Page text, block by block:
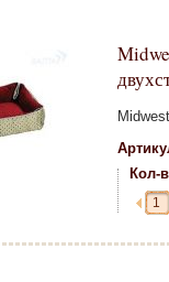
Кол-